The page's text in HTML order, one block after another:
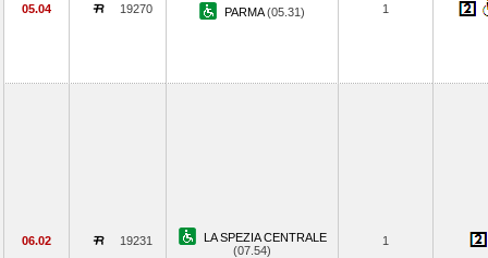
05.04 19270 PARMA(05.31) 1
06.02 19231
LA SPEZIA CENTRALE
(07.54)
1